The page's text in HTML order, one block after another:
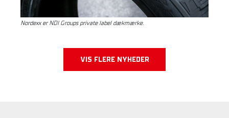
Nordexx er NDI Groups private label dækmærke.
VIS FLERE NYHEDER